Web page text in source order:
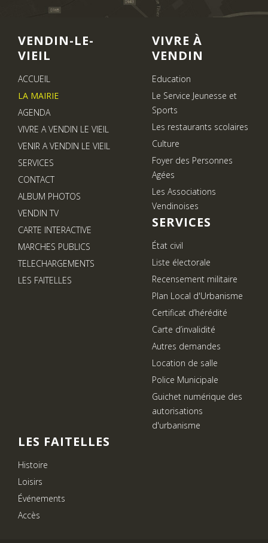
VENDIN-LE-
VIEIL
ACCUEIL
LA MAIRIE
AGENDA
VIVRE A VENDIN LE VIEIL
VENIR A VENDIN LE VIEIL
SERVICES
CONTACT
ALBUM PHOTOS
VENDIN TV
CARTE INTERACTIVE
MARCHES PUBLICS
TELECHARGEMENTS
LES FAITELLES
VIVRE À
VENDIN
Education
Le Service Jeunesse et
Sports
Les restaurants scolaires
Culture
Foyer des Personnes
Agées
Les Associations
Vendinoises
SERVICES
État civil
Liste électorale
Recensement militaire
Plan Local d'Urbanisme
Certificat d’hérédité
Carte d’invalidité
Autres demandes
Location de salle
Police Municipale
Guichet numérique des
autorisations
d'urbanisme
LES FAITELLES
Histoire
Loisirs
Événements
Accès